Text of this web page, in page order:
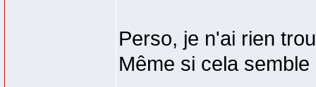
Perso, je n'ai rien
Même si cela